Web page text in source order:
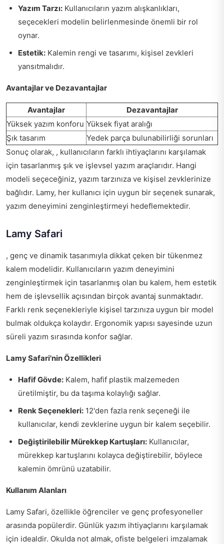
Yazım Tarzı: Kullanıcıların yazım alışkanlıkları,
seçecekleri modelin belirlenmesinde önemli bir rol
oynar.
Estetik: Kalemin rengi ve tasarımı, kişisel zevkleri
yansıtmalıdır.
Avantajlar ve Dezavantajlar
Avantajlar
Dezavantajlar
Yüksek yazım konforu Yüksek fiyat aralığı
Şık tasarım
Yedek parça bulunabilirliği sorunları
Sonuç olarak, , kullanıcıların farklı ihtiyaçlarını karşılamak
için tasarlanmış şık ve işlevsel yazım araçlarıdır. Hangi
modeli seçeceğiniz, yazım tarzınıza ve kişisel zevklerinize
bağlıdır. Lamy, her kullanıcı için uygun bir seçenek sunarak,
yazım deneyimini zenginleştirmeyi hedeflemektedir.
Lamy Safari
, genç ve dinamik tasarımıyla dikkat çeken bir tükenmez
kalem modelidir. Kullanıcıların yazım deneyimini
zenginleştirmek için tasarlanmış olan bu kalem, hem estetik
hem de işlevsellik açısından birçok avantaj sunmaktadır.
Farklı renk seçenekleriyle kişisel tarzınıza uygun bir model
bulmak oldukça kolaydır. Ergonomik yapısı sayesinde uzun
süreli yazım sırasında konfor sağlar.
Lamy Safari'nin Özellikleri
Hafif Gövde: Kalem, hafif plastik malzemeden
üretilmiştir, bu da taşıma kolaylığı sağlar.
Renk Seçenekleri: 12'den fazla renk seçeneği ile
kullanıcılar, kendi zevklerine uygun bir kalem seçebilir.
Değiştirilebilir Mürekkep Kartuşları: Kullanıcılar,
mürekkep kartuşlarını kolayca değiştirebilir, böylece
kalemin ömrünü uzatabilir.
Kullanım Alanları
Lamy Safari, özellikle öğrenciler ve genç profesyoneller
arasında popülerdir. Günlük yazım ihtiyaçlarını karşılamak
için idealdir. Okulda not almak, ofiste belgeleri imzalamak